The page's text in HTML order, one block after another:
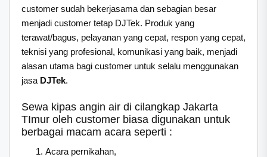
customer sudah bekerjasama dan sebagian besar
menjadi customer tetap DJTek. Produk yang
terawat/bagus, pelayanan yang cepat, respon yang cepat,
teknisi yang profesional, komunikasi yang baik, menjadi
alasan utama bagi customer untuk selalu menggunakan
jasa DJTek.
Sewa kipas angin air di cilangkap Jakarta
TImur oleh customer biasa digunakan untuk
berbagai macam acara seperti :
Acara pernikahan,